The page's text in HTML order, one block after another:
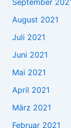
September 2021
August 2021
Juli 2021
Juni 2021
Mai 2021
April 2021
März 2021
Februar 2021